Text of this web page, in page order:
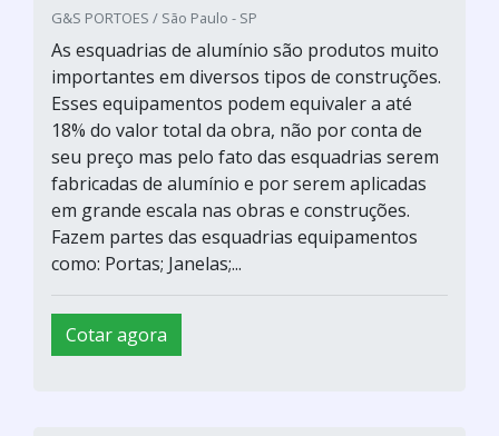
G&S PORTOES / São Paulo - SP
As esquadrias de alumínio são produtos muito
importantes em diversos tipos de construções.
Esses equipamentos podem equivaler a até
18% do valor total da obra, não por conta de
seu preço mas pelo fato das esquadrias serem
fabricadas de alumínio e por serem aplicadas
em grande escala nas obras e construções.
Fazem partes das esquadrias equipamentos
como: Portas; Janelas;...
Cotar agora